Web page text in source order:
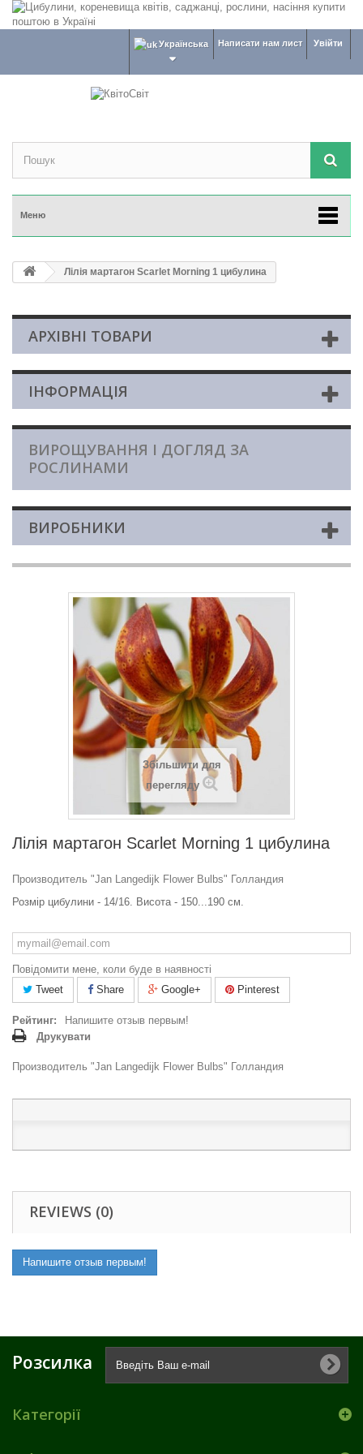
Увійти
Написати нам лист
Українська
Меню
Лілія мартагон Scarlet Morning 1 цибулина
АРХІВНІ ТОВАРИ
ІНФОРМАЦІЯ
ВИРОЩУВАННЯ І ДОГЛЯД ЗА
РОСЛИНАМИ
ВИРОБНИКИ
Збільшити для
перегляду
Лілія мартагон Scarlet Morning 1 цибулина
Производитель "Jan Langedijk Flower Bulbs" Голландия
Розмір цибулини - 14/16. Висота - 150...190 см.
Повідомити мене, коли буде в наявності
Tweet
Share Google+ Pinterest
Рейтинг:
Напишите отзыв первым!
Друкувати
Производитель "Jan Langedijk Flower Bulbs" Голландия
REVIEWS (0)
Напишите отзыв первым!
Розсилка
Категорії